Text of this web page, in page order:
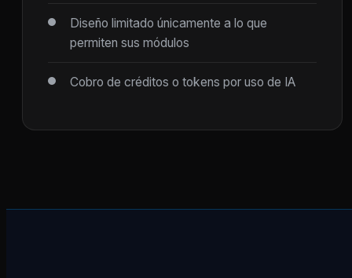
Diseño limitado únicamente a lo que
permiten sus módulos
Cobro de créditos o tokens por uso de IA